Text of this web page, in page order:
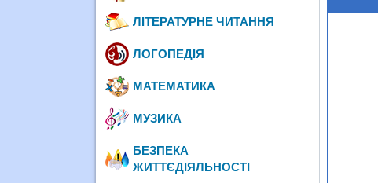
ЛІТЕРАТУРНЕ ЧИТАННЯ
ЛОГОПЕДІЯ
МАТЕМАТИКА
МУЗИКА
БЕЗПЕКА
ЖИТТЄДІЯЛЬНОСТІ